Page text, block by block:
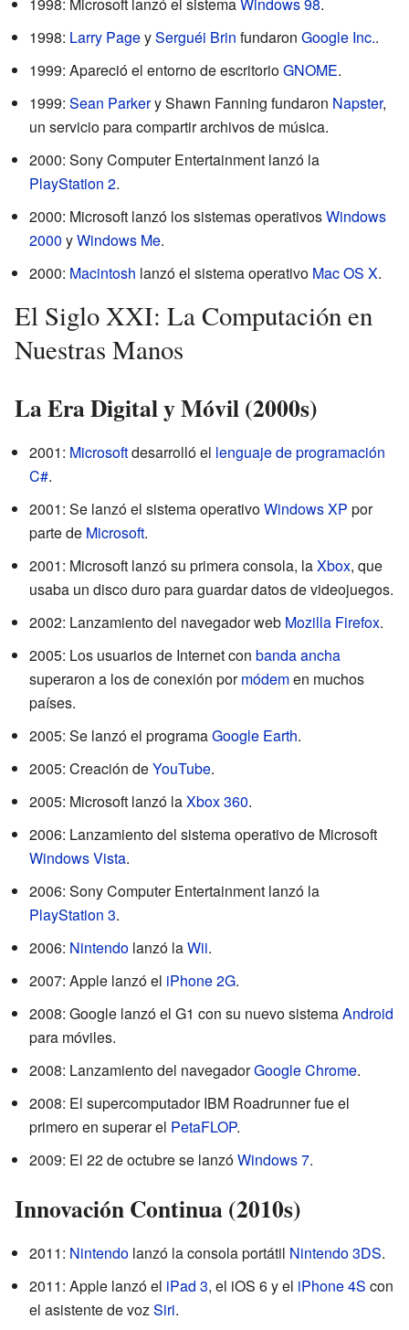
1998: Larry PageySerguéi Brin fundaron Google Inc..
1999: Apareció el entorno de escritorioGNOME.
1999: Sean Parkery Shawn Fanning fundaron Napster,
un servicio para compartir archivos de música.
2000: Sony Computer Entertainment lanzó la
PlayStation 2.
2000: Microsoft lanzó los sistemas operativosWindows
2000 yWindows Me.
2000: Macintosh lanzó el sistema operativo Mac OS X.
El Siglo XXI: La Computación en
Nuestras Manos
La Era Digital y Móvil (2000s)
2001: Microsoftdesarrolló el lenguaje de programación
C#.
2001: Se lanzó el sistema operativoWindows XP por
parte de Microsoft.
2001: Microsoft lanzó su primera consola, laXbox, que
usaba un disco duro para guardar datos de videojuegos.
2002: Lanzamiento del navegador web Mozilla Firefox.
2005: Los usuarios de Internet con banda ancha
superaron a los de conexión pormódemen muchos
países.
2005: Se lanzó el programaGoogle Earth.
2005: Creación deYouTube.
2005: Microsoft lanzó laXbox 360.
2006: Lanzamiento del sistema operativo de Microsoft
Windows Vista.
2006: Sony Computer Entertainment lanzó la
PlayStation 3.
2006: Nintendo lanzó laWii.
2007: Apple lanzó el iPhone 2G.
2008: Google lanzó el G1 con su nuevo sistemaAndroid
para móviles.
2008: Lanzamiento del navegadorGoogle Chrome.
2008: El supercomputador IBM Roadrunner fue el
primero en superar el PetaFLOP.
2009: El 22 de octubre se lanzóWindows 7.
Innovación Continua (2010s)
2011: Nintendo lanzó la consola portátil Nintendo 3DS.
2011: Apple lanzó el iPad 3, el iOS 6 y el iPhone 4S con
el asistente de vozSiri.